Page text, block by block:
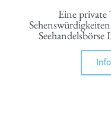
Eine private